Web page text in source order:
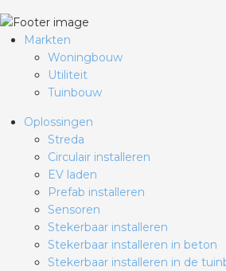
Markten
Woningbouw
Utiliteit
Tuinbouw
Oplossingen
Streda
Circulair installeren
EV laden
Prefab installeren
Sensoren
Stekerbaar installeren
Stekerbaar installeren in beton
Stekerbaar installeren in de